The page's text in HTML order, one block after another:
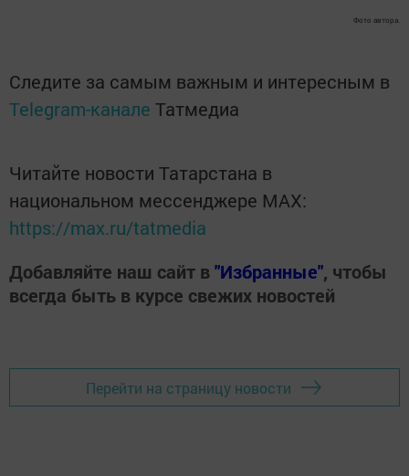
Фото автора.
Следите за самым важным и интересным в
Telegram-канале Татмедиа
Читайте новости Татарстана в
национальном мессенджере MАХ:
https://max.ru/tatmedia
Добавляйте наш сайт в"Избранные", чтобы
всегда быть в курсе свежих новостей
Перейти на страницу новости